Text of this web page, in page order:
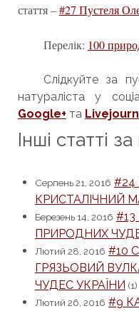
стаття –#27 Пустеля
Перелік: 100
Слідкуйте за
натураліста у
Google+ та
Інші статті
Серпень 21, 2016
КРИСТАЛІЧНИЙ
Березень 14, 2016
ПРИРОДНИХ
Лютий 28, 2016 #10
ГРЯЗЬОВИЙ
ЧУДЕС УКРАЇНИ (1)
Лютий 26, 2016 #9